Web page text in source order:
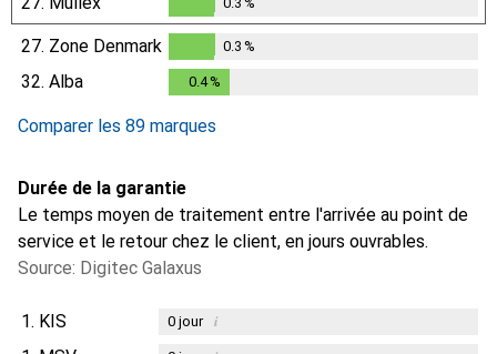
0.3%
27. Zone Denmark
0.3%
0.3 %
32. Alba 0.4%
Comparer les 89 marques
Durée de la garantie
Le temps moyen de traitement entre l'arrivée au point de
service et le retour chez le client, en jours ouvrables.
Source: Digitec Galaxus
1. KIS 0jour i